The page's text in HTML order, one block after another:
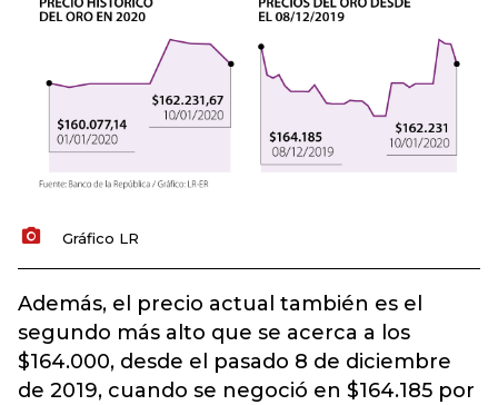
Gráfico LR
Además, el precio actual también es el
segundo más alto que se acerca a los
$164.000, desde el pasado 8 de diciembre
de 2019, cuando se negoció en $164.185 por